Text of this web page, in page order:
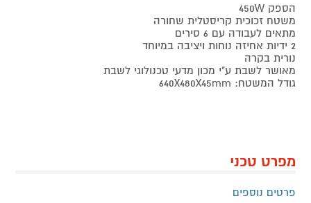
הספק 450W
משטח זכוכית קריסטלית שחורה
מתאים לעבודה עם 6 סירים
2 ידיות אחיזה נוחות ויציבה במיוחד
נורית בקרה
מאושר לשבת ע"י מכון מדעי טכנולוגי לשבת
גודל המשטח: 640X480X45mm
מפרט טכני
פרטים נוספים